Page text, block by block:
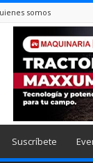
somos
Suscríbete